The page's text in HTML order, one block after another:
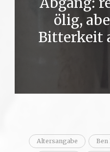
ölig,
Bitterkeit
Altersangabe Ben